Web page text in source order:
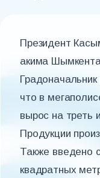
Президент
акима
Градоначальник
что в
вырос на треть
Продукции
Также введено
квадратных